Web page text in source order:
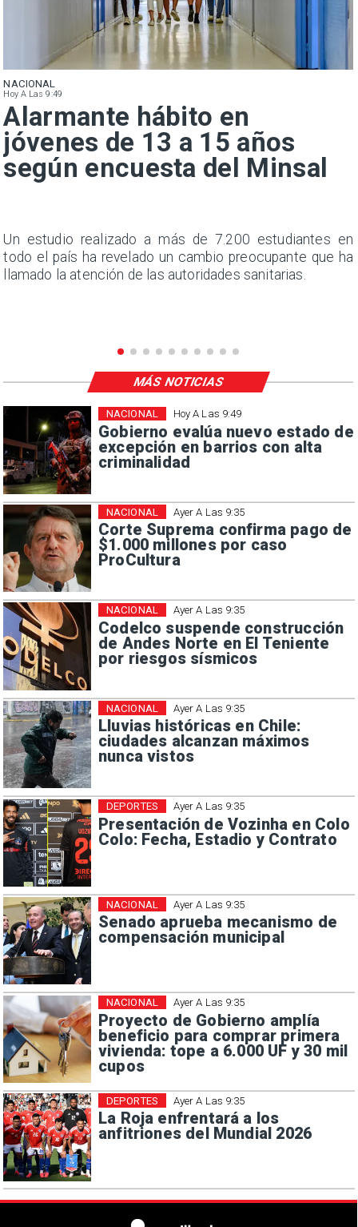
NACIONAL
Hoy A Las 9:49
Alarmante hábito en
jóvenes de 13 a 15 años
según encuesta del Minsal
Un estudio realizado a más de 7.200 estudiantes en
todo el país ha revelado un cambio preocupante que ha
llamado la atención de las autoridades sanitarias.
Hoy A Las 9:49
Gobierno evalúa nuevo estado de
excepción en barrios con alta
criminalidad
NACIONAL
Ayer A Las 9:35
Corte Suprema confirma pago de
$1.000 millones por caso
ProCultura
NACIONAL
Ayer A Las 9:35
Codelco suspende construcción
de Andes Norte en El Teniente
por riesgos sísmicos
NACIONAL
Ayer A Las 9:35
Lluvias históricas en Chile:
ciudades alcanzan máximos
nunca vistos
NACIONAL
Ayer A Las 9:35
Presentación de Vozinha en Colo
Colo: Fecha, Estadio y Contrato
DEPORTES
Ayer A Las 9:35
Senado aprueba mecanismo de
compensación municipal
NACIONAL
Ayer A Las 9:35
Proyecto de Gobierno amplía
beneficio para comprar primera
vivienda: tope a 6.000 UF y 30 mil
cupos
NACIONAL
Ayer A Las 9:35
La Roja enfrentará a los
anfitriones del Mundial 2026
DEPORTES
MÁS NOTICIAS